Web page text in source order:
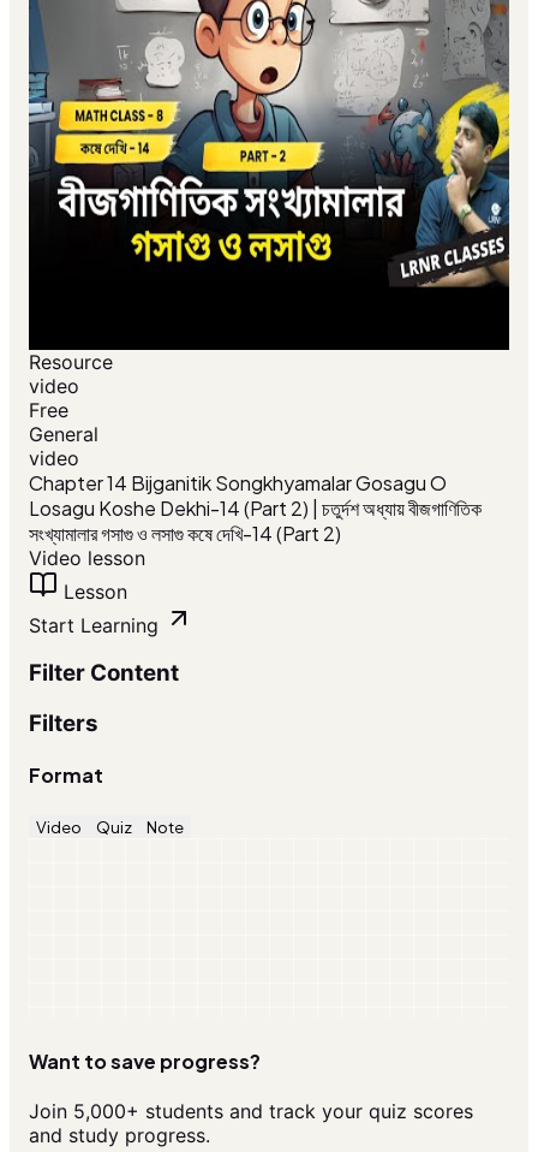
Resource
video
Free
General
video
Chapter 14 Bijganitik Songkhyamalar Gosagu O
Losagu Koshe Dekhi-14 (Part 2) | চতুর্দশ অধ্যায় বীজগাণিতিক
সংখ্যামালার গসাগু ও লসাগু কষে দেখি-14 (Part 2)
Video lesson
Lesson
Start Learning
Filter Content
Filters
Format
Video Quiz Note
Want to save progress?
Join 5,000+ students and track your quiz scores
and study progress.